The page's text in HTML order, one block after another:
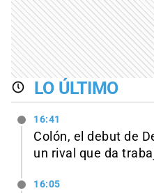
LO ÚLTIMO
16:41
Colón, el debut de
un rival que da
16:05